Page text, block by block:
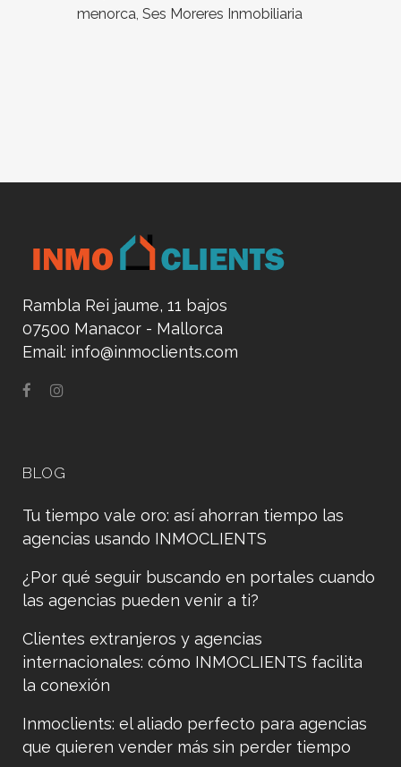
menorca, Ses Moreres Inmobiliaria
Rambla Rei jaume, 11 bajos
07500 Manacor - Mallorca
Email: info@inmoclients.com
BLOG
Tu tiempo vale oro: así ahorran tiempo las
agencias usando INMOCLIENTS
¿Por qué seguir buscando en portales cuando
las agencias pueden venir a ti?
Clientes extranjeros y agencias
internacionales: cómo INMOCLIENTS facilita
la conexión
Inmoclients: el aliado perfecto para agencias
que quieren vender más sin perder tiempo